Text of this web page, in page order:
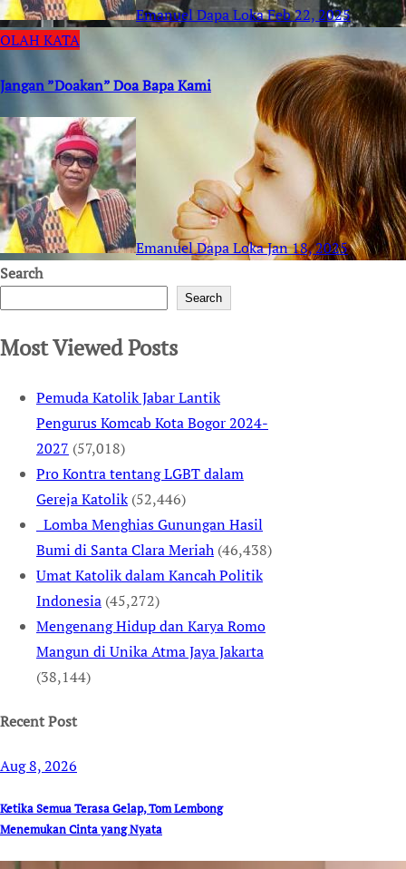
Emanuel Dapa LokaFeb 22, 2025
OLAH KATA
Jangan ”Doakan” Doa Bapa Kami
Emanuel Dapa LokaJan 18, 2025
Search
Search
Most Viewed Posts
Pemuda Katolik Jabar Lantik
Pengurus Komcab Kota Bogor 2024-
2027 (57,018)
Pro Kontra tentang LGBT dalam
Gereja Katolik (52,446)
Lomba Menghias Gunungan Hasil
Bumi di Santa Clara Meriah (46,438)
Umat Katolik dalam Kancah Politik
Indonesia (45,272)
Mengenang Hidup dan Karya Romo
Mangun di Unika Atma Jaya Jakarta
(38,144)
Recent Post
Aug 8, 2026
Ketika Semua Terasa Gelap, Tom Lembong
Menemukan Cinta yang Nyata